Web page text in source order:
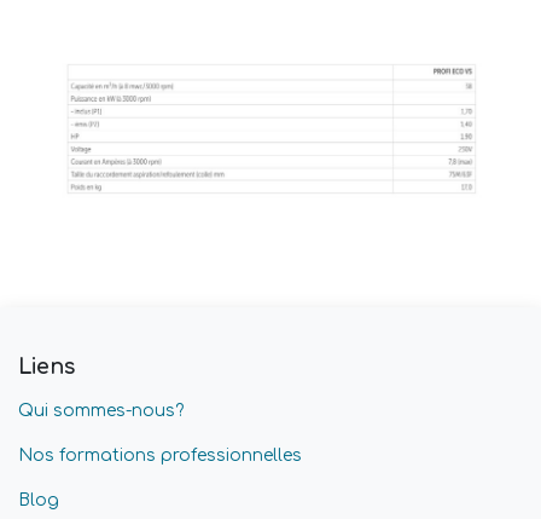
Liens
Qui sommes-nous?
Nos formations professionnelles
Blog